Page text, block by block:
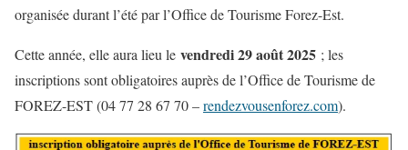
organisée durant l’été par l’Office de Tourisme Forez-Est.
Cette année, elle aura lieu le vendredi 29 août 2025 ; les
inscriptions sont obligatoires auprès de l’Office de Tourisme de
FOREZ-EST (04 77 28 67 70 –rendezvousenforez.com).